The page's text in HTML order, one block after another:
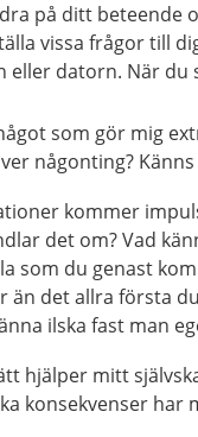
på ditt beteende
vissa frågor till
eller datorn. När du
som gör mig
någonting?
kommer
det om? Vad
som du genast
än det allra första
ilska fast man
hjälper mitt
konsekvenser har